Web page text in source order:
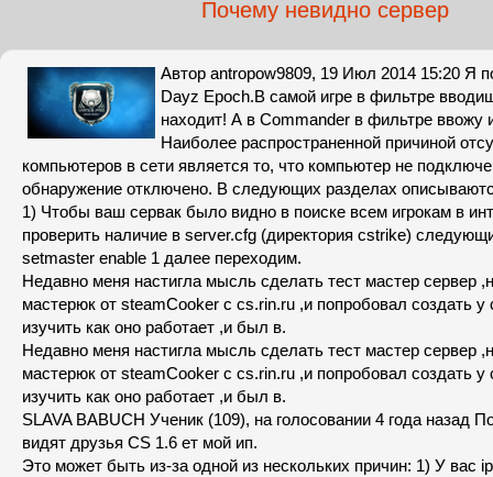
Почему невидно сервер
Автор antropow9809, 19 Июл 2014 15:20 Я
Dayz Epoch.В самой игре в фильтре
находит! А в Commander в фильтре ввожу
Наиболее распространенной причиной
компьютеров в сети является то, что компьютер не
обнаружение отключено. В следующих разделах
1) Чтобы ваш сервак было видно в поиске всем игрокам в
проверить наличие в server.cfg (директория cstrike)
setmaster enable 1 далее переходим.
Недавно меня настигла мысль сделать тест мастер сервер
мастерюк от steamCooker с cs.rin.ru ,и попробовал создать у
изучить как оно работает ,и был в.
Недавно меня настигла мысль сделать тест мастер сервер
мастерюк от steamCooker с cs.rin.ru ,и попробовал создать у
изучить как оно работает ,и был в.
SLAVA BABUCH Ученик (109), на голосовании 4 года назад
видят друзья CS 1.6 ет мой ип.
Это может быть из-за одной из нескольких причин: 1) У вас